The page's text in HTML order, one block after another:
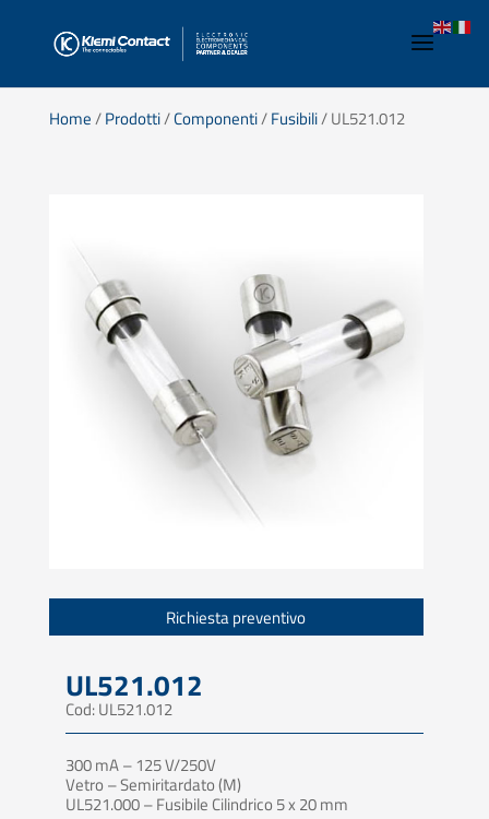
Home/Prodotti/Componenti/Fusibili/ UL521.012
Richiesta preventivo
UL521.012
Cod: UL521.012
300 mA – 125 V/250V
Vetro – Semiritardato (M)
UL521.000 – Fusibile Cilindrico 5 x 20 mm